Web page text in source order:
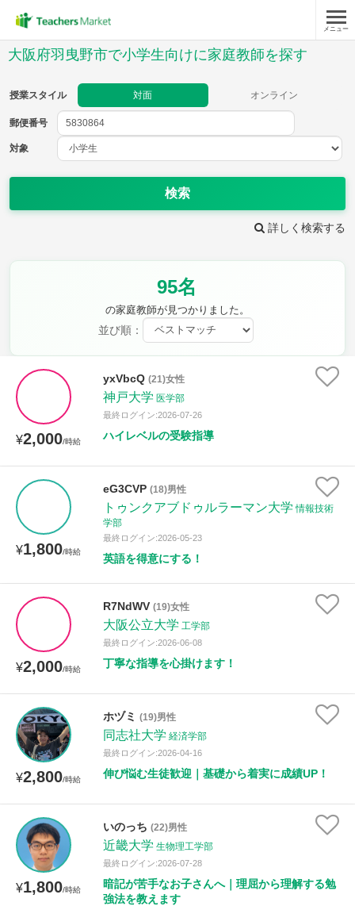
メニュー
大阪府羽曳野市で小学生向けに家庭教師を探す
授業スタイル 対面 オンライン
郵便番号
対象
検索
詳しく検索する
95名
の家庭教師が見つかりました。
並び順：
¥2,000/時給
yxVbcQ (21)女性
神戸大学 医学部
最終ログイン:2026-07-26
ハイレベルの受験指導
¥1,800/時給
eG3CVP (18)男性
トゥンクアブドゥルラーマン大学 情報技術
学部
最終ログイン:2026-05-23
英語を得意にする！
¥2,000/時給
R7NdWV (19)女性
大阪公立大学 工学部
最終ログイン:2026-06-08
丁寧な指導を心掛けます！
¥2,800/時給
ホヅミ (19)男性
同志社大学 経済学部
最終ログイン:2026-04-16
伸び悩む生徒歓迎｜基礎から着実に成績UP！
¥1,800/時給
いのっち (22)男性
近畿大学 生物理工学部
最終ログイン:2026-07-28
暗記が苦手なお子さんへ｜理屈から理解する勉
強法を教えます
郵便番号
教科
理科
保健・体育 図画工作 書写
時給：¥1,000 ～ ¥10,000
授業可能日
土曜日 日曜日
所属大学
距離：15km以内
性別